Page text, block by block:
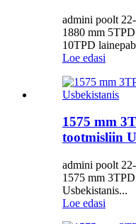
admini poolt
1880 mm
10TPD
Loe edasi
1575 mm
tootmisliin
admini poolt
1575 mm
Usbekistanis...
Loe edasi